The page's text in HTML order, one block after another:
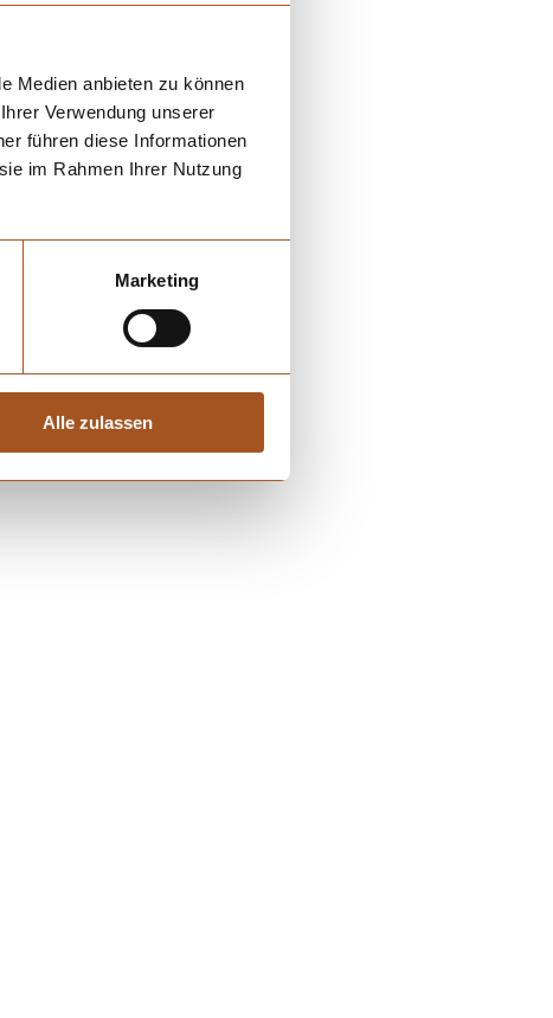
Medien anbieten zu können
Verwendung unserer
führen diese Informationen
im Rahmen Ihrer Nutzung
Marketing
Alle zulassen